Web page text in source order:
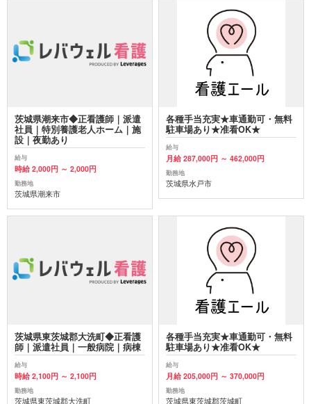
茨城県潮来市◆正看護師｜派遣
社員｜特別養護老人ホーム｜施
設｜夜勤あり
給与
時給 2,000円 ～ 2,000円
勤務地
茨城県潮来市
各種手当充実★車通勤可・無料
駐車場あり★准看OK★
給与
月給 287,000円 ～ 462,000円
勤務地
茨城県水戸市
茨城県東茨城郡大洗町◆正看護
師｜派遣社員｜一般病院｜病棟
給与
時給 2,100円 ～ 2,100円
勤務地
茨城県東茨城郡大洗町
各種手当充実★車通勤可・無料
駐車場あり★准看OK★
給与
月給 205,000円 ～ 370,000円
勤務地
茨城県東茨城郡茨城町